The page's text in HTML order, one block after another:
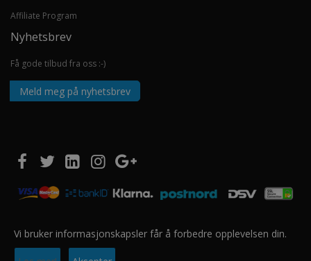
Vi bruker informasjonskapsler får å forbedre opplevelsen din.
Affiliate Program
Nyhetsbrev
Få gode tilbud fra oss :-)
Meld meg på nyhetsbrev
Copyright © 2020 EUROSHOPPER GROUP AS. Alle rettigheter forbeholdt.